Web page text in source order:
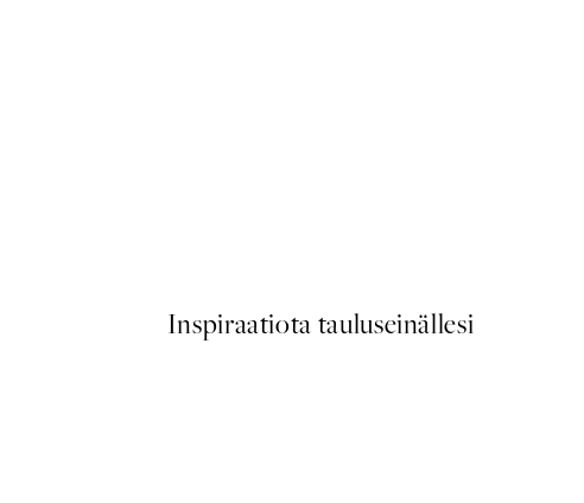
Inspiraatiota tauluseinällesi